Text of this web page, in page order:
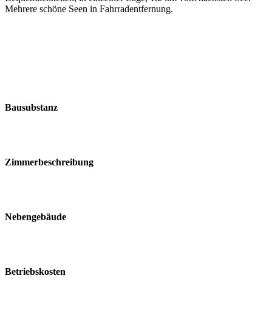
Mehrere schöne Seen in Fahrradentfernung.
Bausubstanz
Zimmerbeschreibung
Nebengebäude
Betriebskosten